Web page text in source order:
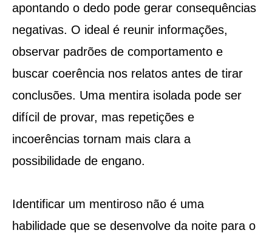
apontando o dedo pode gerar consequências
negativas. O ideal é reunir informações,
observar padrões de comportamento e
buscar coerência nos relatos antes de tirar
conclusões. Uma mentira isolada pode ser
difícil de provar, mas repetições e
incoerências tornam mais clara a
possibilidade de engano.
Identificar um mentiroso não é uma
habilidade que se desenvolve da noite para o